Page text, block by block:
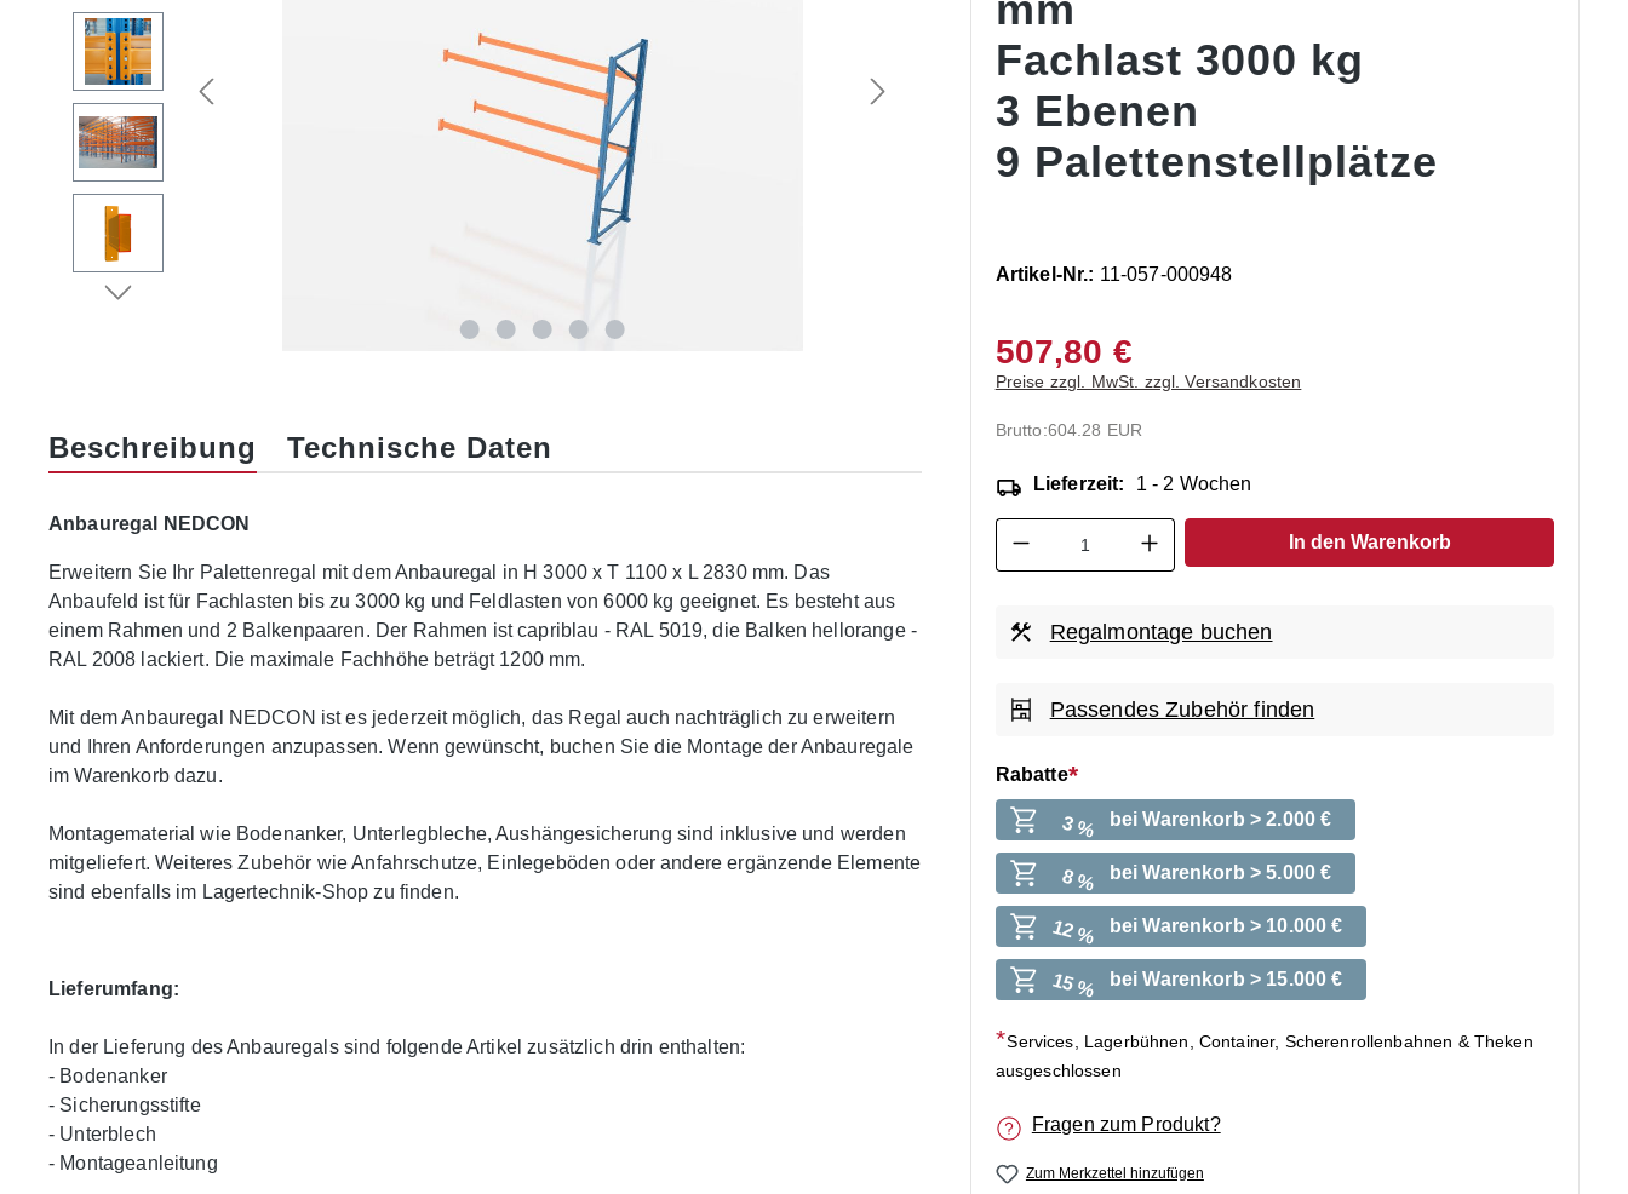
Fachlast 3000 kg
3 Ebenen
9 Palettenstellplätze
Artikel-Nr.: 11-057-000948
507,80 €
Preise zzgl. MwSt. zzgl. Versandkosten
Brutto:604.28 EUR
Lieferzeit: 1 - 2 Wochen
Produkt Anzahl: Gib den gewünschten Wert ein
In den Warenkorb
Regalmontage buchen
Passendes Zubehör finden
Rabatte
3 % bei Warenkorb > 2.000 €
8 % bei Warenkorb > 5.000 €
12 % bei Warenkorb > 10.000 €
15 % bei Warenkorb > 15.000 €
Services, Lagerbühnen, Container, Scherenrollenbahnen & Theken
ausgeschlossen
Fragen zum Produkt?
Zum Merkzettel hinzufügen
Beschreibung Technische Daten
Anbauregal NEDCON
Erweitern Sie Ihr Palettenregal mit dem Anbauregal in H 3000 x T 1100 x L 2830 mm. Das
Anbaufeld ist für Fachlasten bis zu 3000 kg und Feldlasten von 6000 kg geeignet. Es besteht aus
einem Rahmen und 2 Balkenpaaren. Der Rahmen ist capriblau - RAL 5019, die Balken hellorange -
RAL 2008 lackiert. Die maximale Fachhöhe beträgt 1200 mm.
Mit dem Anbauregal NEDCON ist es jederzeit möglich, das Regal auch nachträglich zu erweitern
und Ihren Anforderungen anzupassen. Wenn gewünscht, buchen Sie die Montage der Anbauregale
im Warenkorb dazu.
Montagematerial wie Bodenanker, Unterlegbleche, Aushängesicherung sind inklusive und werden
mitgeliefert. Weiteres Zubehör wie Anfahrschutze, Einlegeböden oder andere ergänzende Elemente
sind ebenfalls im Lagertechnik-Shop zu finden.
Lieferumfang:
In der Lieferung des Anbauregals sind folgende Artikel zusätzlich drin enthalten:
- Bodenanker
- Sicherungsstifte
- Unterblech
- Montageanleitung